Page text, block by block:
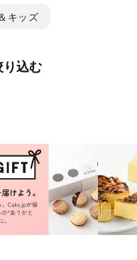
キッズ
り込む